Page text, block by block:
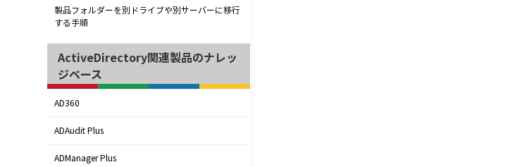
製品フォルダーを別ドライブや別サーバーに移行
する手順
ActiveDirectory関連製品のナレッ
ジベース
AD360
ADAudit Plus
ADManager Plus